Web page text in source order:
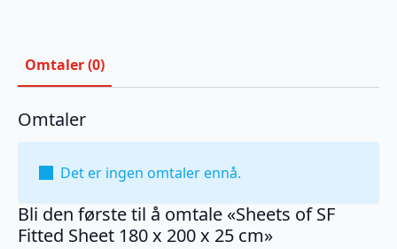
Omtaler (0)
Omtaler
Det er ingen omtaler ennå.
Bli den første til å omtale «Sheets of SF
Fitted Sheet 180 x 200 x 25 cm»